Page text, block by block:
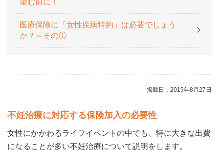
望む前に！
医療保険に「女性疾病特約」は必要でしょう
か？～その①
掲載日：2019年8月27日
不妊治療に対応する保険加入の必要性
女性にかかわるライフイベントの中でも、特に大きな出費
になることが多い不妊治療について説明をします。